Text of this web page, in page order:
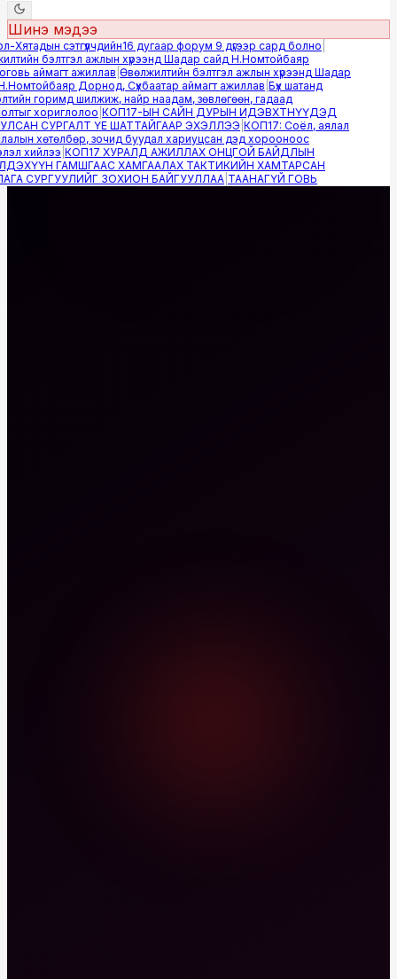
Шинэ мэдээ
сэтгүүлчдийн16 дугаар форум 9 дүгээр сард болно|
бэлтгэл ажлын хүрээнд Шадар сайд Н.Номтойбаяр
аймагт ажиллав|Өвөлжилтийн бэлтгэл ажлын хүрээнд Шадар
Дорнод, Сүхбаатар аймагт ажиллав|Бүх шатанд
горимд шилжиж, найр наадам, зөвлөгөөн, гадаад
хориглолоо|КОП17-ЫН САЙН ДУРЫН ИДЭВХТНҮҮДЭД
СУРГАЛТ ҮЕ ШАТТАЙГААР ЭХЭЛЛЭЭ|КОП17: Соёл, аялал
хөтөлбөр, зочид буудал хариуцсан дэд хорооноос
хийлээ|КОП17 ХУРАЛД АЖИЛЛАХ ОНЦГОЙ БАЙДЛЫН
ГАМШГААС ХАМГААЛАХ ТАКТИКИЙН ХАМТАРСАН
СУРГУУЛИЙГ ЗОХИОН БАЙГУУЛЛАА|ТААНАГҮЙ ГОВЬ